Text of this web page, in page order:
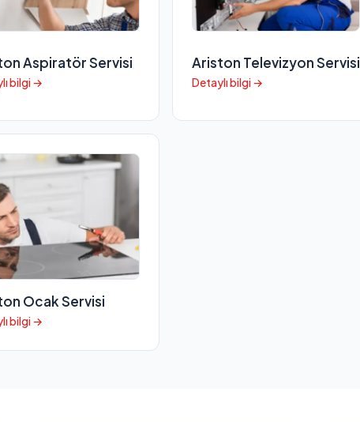
Aspiratör Servisi
bilgi →
Ariston Televizyon Servisi
Detaylı bilgi →
Ocak Servisi
bilgi →